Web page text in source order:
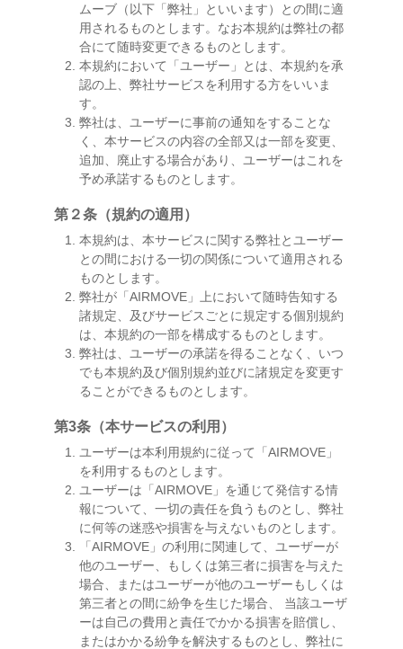
ムーブ（以下「弊社」といいます）との間に適
用されるものとします。なお本規約は弊社の都
合にて随時変更できるものとします。
本規約において「ユーザー」とは、本規約を承
認の上、弊社サービスを利用する方をいいま
す。
弊社は、ユーザーに事前の通知をすることな
く、本サービスの内容の全部又は一部を変更、
追加、廃止する場合があり、ユーザーはこれを
予め承諾するものとします。
第２条（規約の適用）
本規約は、本サービスに関する弊社とユーザー
との間における一切の関係について適用される
ものとします。
弊社が「AIRMOVE」上において随時告知する
諸規定、及びサービスごとに規定する個別規約
は、本規約の一部を構成するものとします。
弊社は、ユーザーの承諾を得ることなく、いつ
でも本規約及び個別規約並びに諸規定を変更す
ることができるものとします。
第3条（本サービスの利用）
ユーザーは本利用規約に従って「AIRMOVE」
を利用するものとします。
ユーザーは「AIRMOVE」を通じて発信する情
報について、一切の責任を負うものとし、弊社
に何等の迷惑や損害を与えないものとします。
「AIRMOVE」の利用に関連して、ユーザーが
他のユーザー、もしくは第三者に損害を与えた
場合、またはユーザーが他のユーザーもしくは
第三者との間に紛争を生じた場合、 当該ユーザ
ーは自己の費用と責任でかかる損害を賠償し、
またはかかる紛争を解決するものとし、弊社に